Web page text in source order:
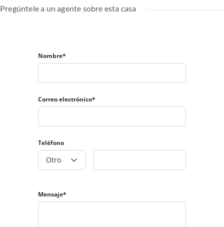
Pregúntele a un agente sobre esta casa
Nombre*
Correo electrónico*
Teléfono
Otro
Mensaje*